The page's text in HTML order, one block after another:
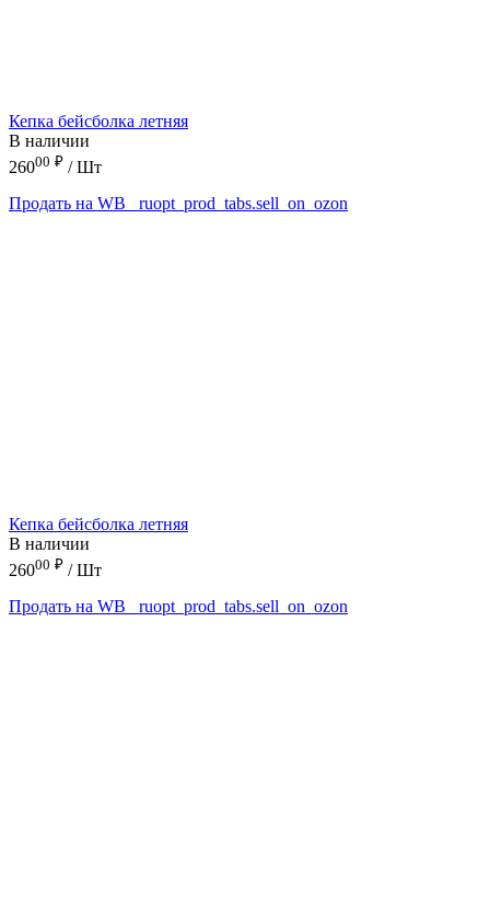
Кепка бейсболка летняя
В наличии
26000 ₽ / Шт
Продать на WB
_ruopt_prod_tabs.sell_on_ozon
Кепка бейсболка летняя
В наличии
26000 ₽ / Шт
Продать на WB
_ruopt_prod_tabs.sell_on_ozon